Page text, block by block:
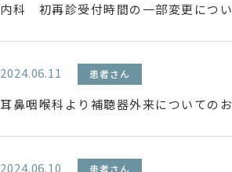
内科 初再診受付時間の一部変更につ
2024.06.11 患者さん
耳鼻咽喉科より補聴器外来についての
2024.06.10 患者さん